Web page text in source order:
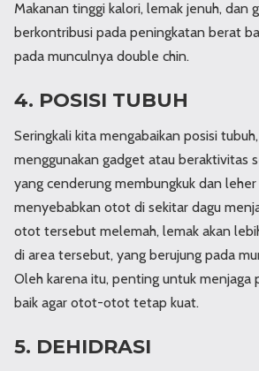
Makanan tinggi kalori, lemak jenuh, dan
berkontribusi pada peningkatan berat
pada munculnya double chin.
4. POSISI TUBUH
Seringkali kita mengabaikan posisi
menggunakan gadget atau beraktivitas
yang cenderung membungkuk dan
menyebabkan otot di sekitar dagu
otot tersebut melemah, lemak akan
di area tersebut, yang berujung pada
Oleh karena itu, penting untuk menjaga
baik agar otot-otot tetap kuat.
5. DEHIDRASI